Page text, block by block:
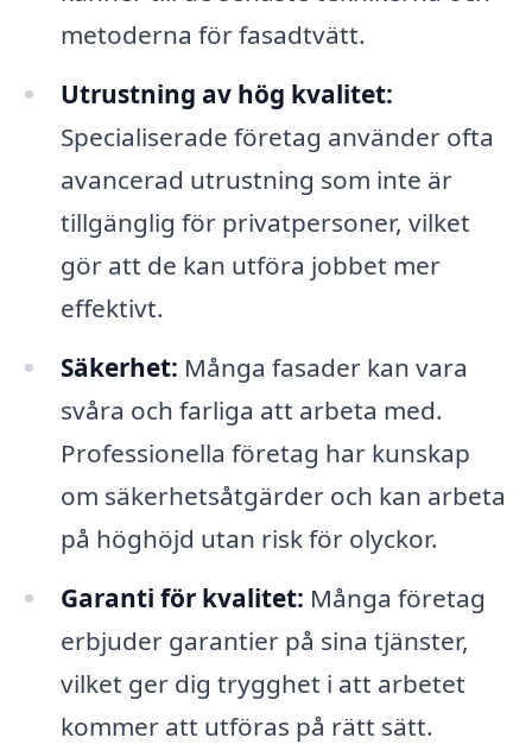
metoderna för fasadtvätt.
Utrustning av hög kvalitet:
Specialiserade företag använder ofta
avancerad utrustning som inte är
tillgänglig för privatpersoner, vilket
gör att de kan utföra jobbet mer
effektivt.
Säkerhet: Många fasader kan vara
svåra och farliga att arbeta med.
Professionella företag har kunskap
om säkerhetsåtgärder och kan arbeta
på höghöjd utan risk för olyckor.
Garanti för kvalitet: Många företag
erbjuder garantier på sina tjänster,
vilket ger dig trygghet i att arbetet
kommer att utföras på rätt sätt.